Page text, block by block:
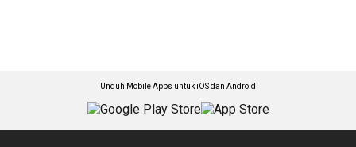
Unduh Mobile Apps untuk iOS dan Android